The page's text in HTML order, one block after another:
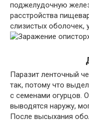
поджелудочную
расстройства
слизистых оболочек,
Паразит ленточный
так, потому что
с семенами огурцов.
выводятся наружу,
После высыхания